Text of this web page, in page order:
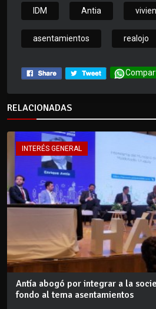
IDM Antia
asentamientos realojo
RELACIONADAS
INTERÉS GENERAL
Antía abogó por integrar a la
fondo al tema asentamientos